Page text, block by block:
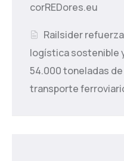
corREDores.eu
Railsider
logística sostenible
54.000 toneladas de
transporte